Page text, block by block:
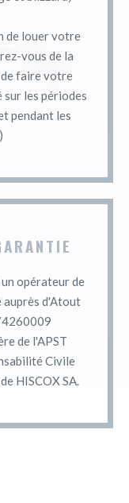
de louer votre
vous de la
faire votre
les périodes
pendant les
un opérateur de
auprès d'Atout
de l'APST
Civile
HISCOX SA.